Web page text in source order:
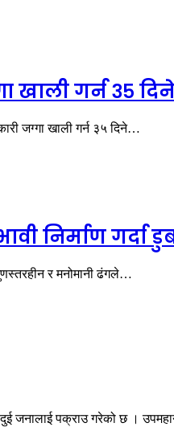
खाली गर्न ३५
जग्गा खाली गर्न ३५ दिने…
निर्माण गर्दा
र मनोमानी ढंगले…
दुई जनालाई पक्राउ गरेको छ ।